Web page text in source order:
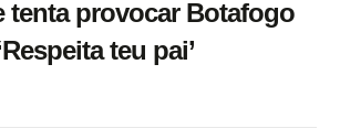
tenta provocar Botafogo
teu pai’